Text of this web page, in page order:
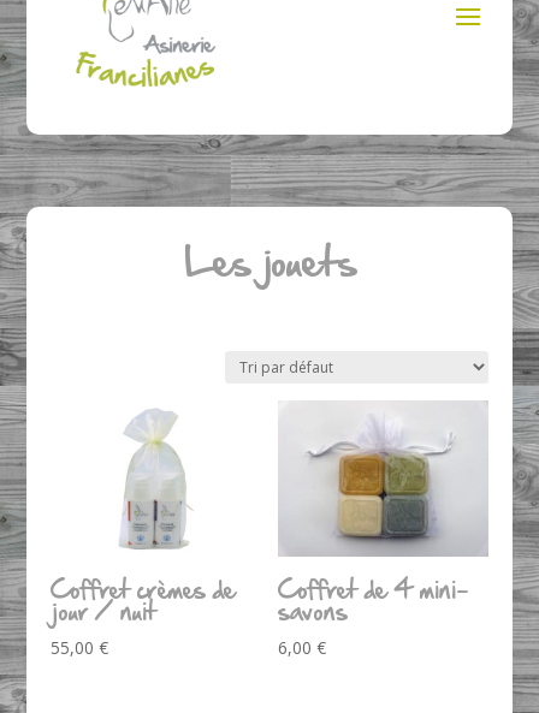
Les jouets
Coffret crèmes de
jour / nuit
55,00€
Coffret de 4 mini-
savons
6,00€